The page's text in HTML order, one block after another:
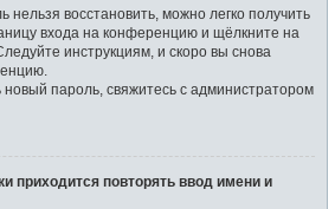
нельзя восстановить, можно легко получить
входа на конференцию и щёлкните на
инструкциям, и скоро вы снова
новый пароль, свяжитесь с администратором
приходится повторять ввод имени и